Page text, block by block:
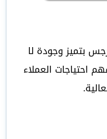
بتميز وجودة لا
احتياجات العملاء